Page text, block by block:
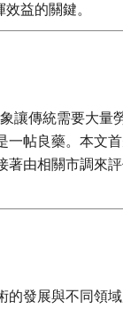
益的關鍵。
讓傳統需要大量
一帖良藥。本文
由相關市調來
發展與不同領